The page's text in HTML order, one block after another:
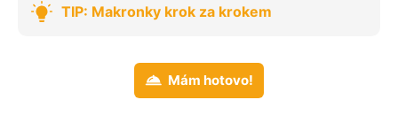
TIP: Makronky krok za krokem
Mám hotovo!